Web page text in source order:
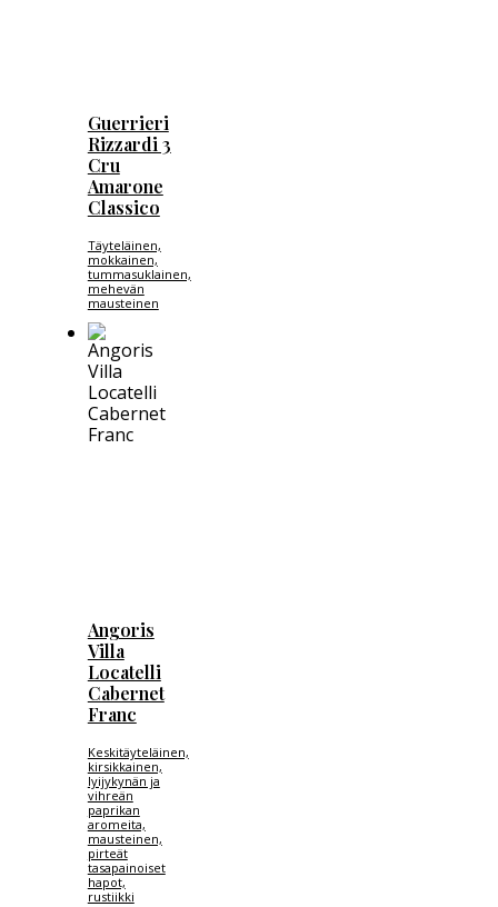
Guerrieri
Rizzardi 3
Cru
Amarone
Classico
Täyteläinen,
mokkainen,
tummasuklainen,
mehevän
mausteinen
Angoris
Villa
Locatelli
Cabernet
Franc
Keskitäyteläinen,
kirsikkainen,
lyijykynän ja
vihreän
paprikan
aromeita,
mausteinen,
pirteät
tasapainoiset
hapot,
rustiikki